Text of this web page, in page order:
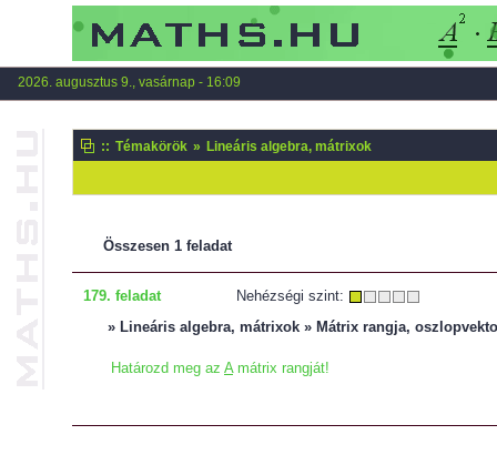
2026. augusztus 9., vasárnap - 16:09
:: Témakörök » Lineáris algebra, mátrixok
Összesen 1 feladat
179. feladat
Nehézségi szint:
» Lineáris algebra, mátrixok » Mátrix rangja,
Határozd meg az Amátrix rangját!